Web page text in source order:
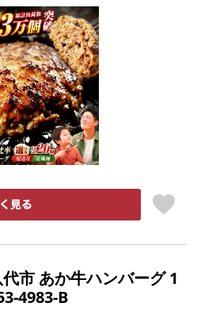
市 あか牛ハンバーグ 1
4983-B